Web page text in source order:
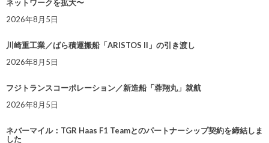
ネットワークを拡大〜
2026年8月5日
川崎重工業／ばら積運搬船「ARISTOS II」の引き渡し
2026年8月5日
フジトランスコーポレーション／新造船「蓉翔丸」就航
2026年8月5日
ネバーマイル：TGR Haas F1 Teamとのパートナーシップ契約を締結しま
した